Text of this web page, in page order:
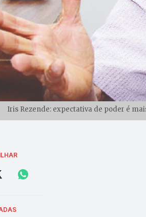
Iris Rezende: expectativa de poder é